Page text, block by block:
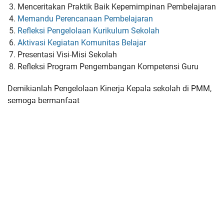
Menceritakan Praktik Baik Kepemimpinan Pembelajaran
Memandu Perencanaan Pembelajaran
Refleksi Pengelolaan Kurikulum Sekolah
Aktivasi Kegiatan Komunitas Belajar
Presentasi Visi-Misi Sekolah
Refleksi Program Pengembangan Kompetensi Guru
Demikianlah Pengelolaan Kinerja Kepala sekolah di PMM,
semoga bermanfaat